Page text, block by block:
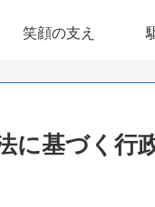
笑顔の支え
に基づく行